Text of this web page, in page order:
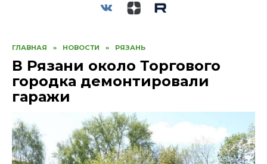
ГЛАВНАЯ » НОВОСТИ » РЯЗАНЬ
В Рязани около Торгового
городка демонтировали
гаражи